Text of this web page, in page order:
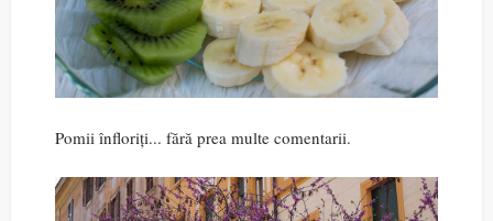
Pomii înfloriți... fără prea multe comentarii.